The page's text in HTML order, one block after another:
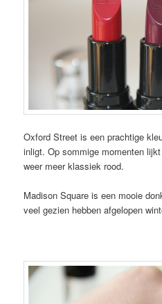
Oxford Street is een prachtige
inligt. Op sommige momenten
weer meer klassiek rood.
Madison Square is een mooie
veel gezien hebben afgelopen